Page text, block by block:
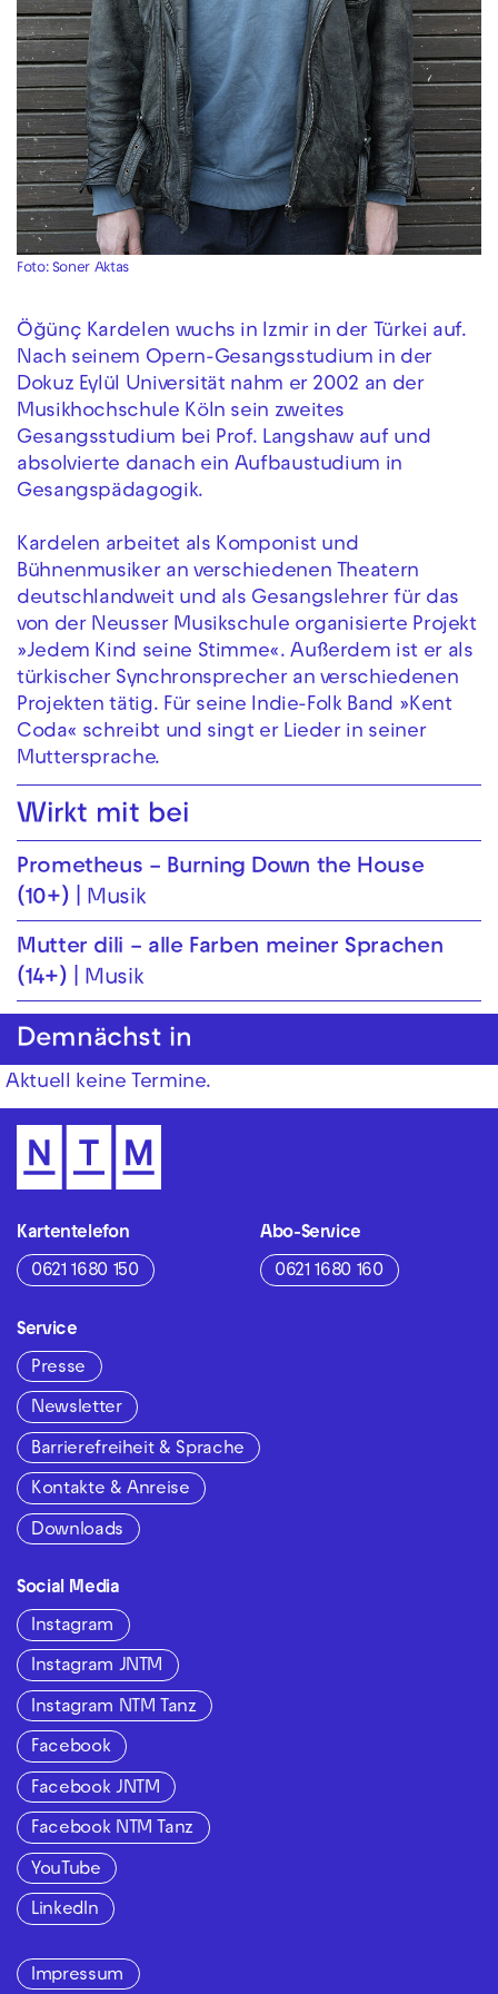
Foto: Soner Aktas
Öğünç Kardelen wuchs in Izmir in der Türkei auf.
Nach seinem Opern-Gesangsstudium in der
Dokuz Eylül Universität nahm er 2002 an der
Musikhochschule Köln sein zweites
Gesangsstudium bei Prof. Langshaw auf und
absolvierte danach ein Aufbaustudium in
Gesangspädagogik.
Kardelen arbeitet als Komponist und
Bühnenmusiker an verschiedenen Theatern
deutschlandweit und als Gesangslehrer für das
von der Neusser Musikschule organisierte Projekt
»Jedem Kind seine Stimme«. Außerdem ist er als
türkischer Synchronsprecher an verschiedenen
Projekten tätig. Für seine Indie-Folk Band »Kent
Coda« schreibt und singt er Lieder in seiner
Muttersprache.
Wirkt mit bei
Prometheus – Bur­ning Down the House
(10+)
Musik
Mutter dili – alle Farben meiner Sprachen
(14+)
Musik
Demnächst in
Aktuell keine Termine.
Kartentelefon
0621 1680 150
Abo-Service
0621 1680 160
Service
Presse
Newsletter
Barrierefreiheit & Sprache
Kontakte & Anreise
Downloads
Social Media
Instagram
Instagram JNTM
Instagram NTM Tanz
Facebook
Facebook JNTM
Facebook NTM Tanz
YouTube
LinkedIn
Impressum